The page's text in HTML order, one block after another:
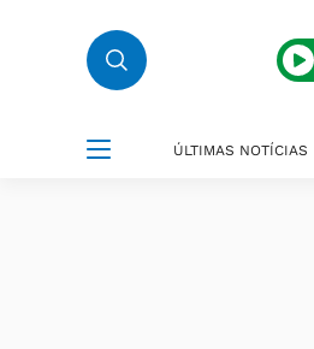
ÚLTIMAS NOTÍCIAS